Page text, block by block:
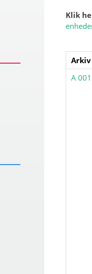
Klik
Arkiv
A 001